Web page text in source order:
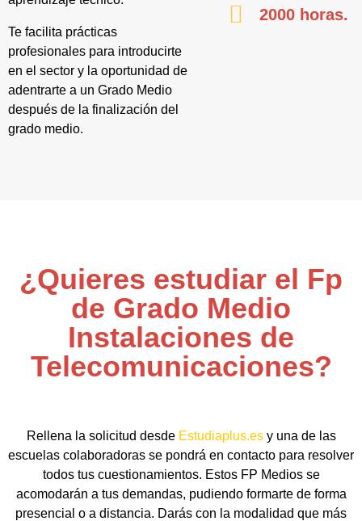
Te facilita prácticas
profesionales para introducirte
en el sector y la oportunidad de
adentrarte a un Grado Medio
después de la finalización del
grado medio.
2000 horas.
¿Quieres estudiar el Fp
de Grado Medio
Instalaciones de
Telecomunicaciones?
Rellena la solicitud desde Estudiaplus.esy una de las
escuelas colaboradoras se pondrá en contacto para resolver
todos tus cuestionamientos. Estos FP Medios se
acomodarán a tus demandas, pudiendo formarte de forma
presencial o a distancia. Darás con la modalidad que más